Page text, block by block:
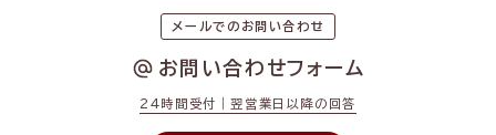
メールでのお問い合わせ
お問い合わせフォーム
24時間受付｜翌営業日以降の回答